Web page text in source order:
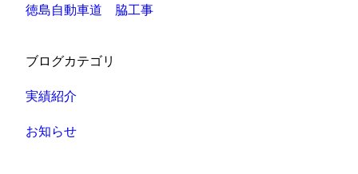
徳島自動車道 脇工事
ブログカテゴリ
実績紹介
お知らせ